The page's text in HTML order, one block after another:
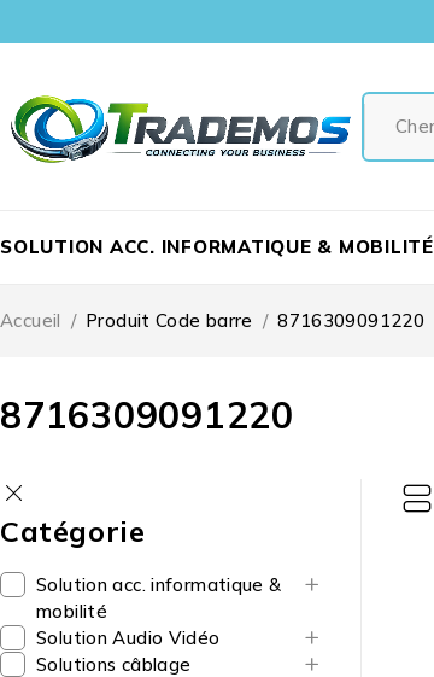
SOLUTION ACC. INFORMATIQUE & MOBILITÉ
8716309091220
Accueil / Produit Code barre / 8716309091220
Catégorie
Solution acc. informatique &
mobilité
Solution Audio Vidéo
Solutions câblage